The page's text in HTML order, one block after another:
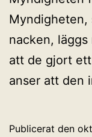
Myndigheten,
nacken,
att de gjort
anser att den
Publicerat den